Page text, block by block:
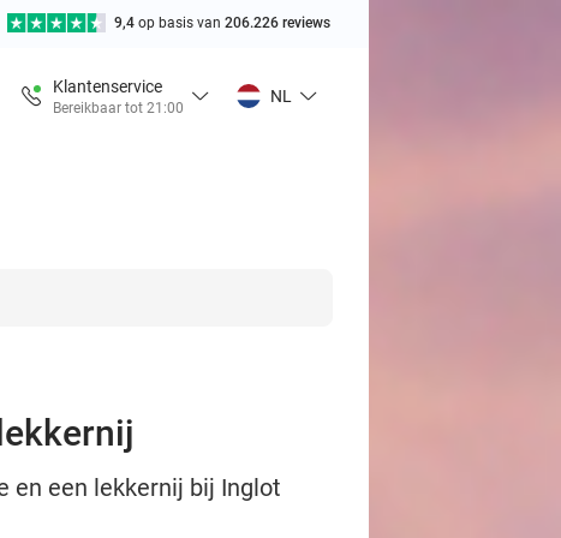
9,4 op basis van 206.226 reviews
Klantenservice
Bereikbaar tot 21:00
NL
en een lekkernij bij Inglot